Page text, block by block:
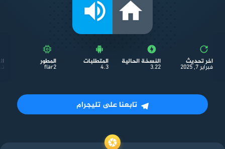
اخر تحديث
فبراير 7, 2025
النسخة الحالية
3.22
المتطلبات
4.3
المطور
flar2
تابعنا على تليجرام